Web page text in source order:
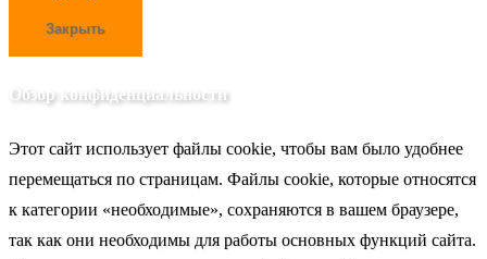
Закрыть
Обзор конфиденциальности
Этот сайт использует файлы cookie, чтобы вам было удобнее
перемещаться по страницам. Файлы cookie, которые относятся
к категории «необходимые», сохраняются в вашем браузере,
так как они необходимы для работы основных функций сайта.